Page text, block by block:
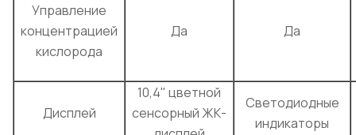
Управление
концентрацией
кислорода
Да Да
Дисплей
10,4" цветной
сенсорный ЖК-
Светодиодные
индикаторы